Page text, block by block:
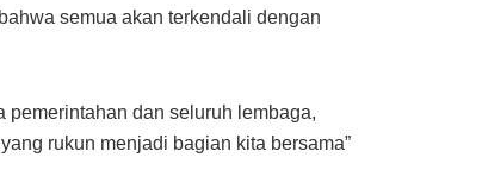
semua akan terkendali dengan
pemerintahan dan seluruh lembaga,
rukun menjadi bagian kita bersama”